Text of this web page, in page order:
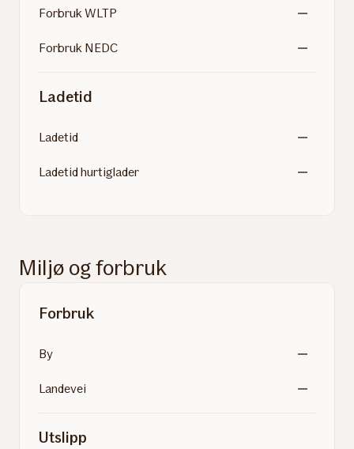
Forbruk WLTP
Forbruk NEDC
Ladetid
Ladetid
Ladetid hurtiglader
Miljø og forbruk
Forbruk
By
Landevei
Utslipp